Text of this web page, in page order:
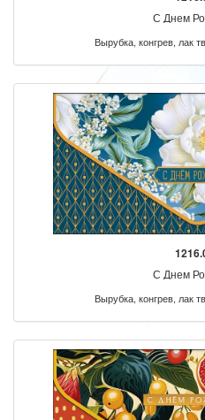
С Днем
Вырубка, конгрев, лак
С Днем
Вырубка, конгрев, лак